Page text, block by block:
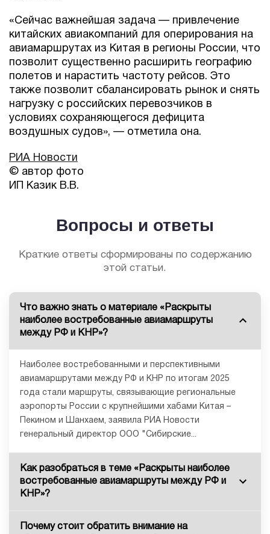
«Сейчас важнейшая задача — привлечение
китайских авиакомпаний для оперирования на
авиамаршрутах из Китая в регионы России, что
позволит существенно расширить географию
полетов и нарастить частоту рейсов. Это
также позволит сбалансировать рынок и снять
нагрузку с российских перевозчиков в
условиях сохраняющегося дефицита
воздушных судов», — отметила она.
РИА Новости
© автор фото
ИП Казик В.В.
Вопросы и ответы
Краткие ответы сформированы по содержанию
этой статьи.
Что важно знать о материале «Раскрыты
наиболее востребованные авиамаршруты
между РФ и КНР»?
Наиболее востребованными и перспективными
авиамаршрутами между РФ и КНР по итогам 2025
года стали маршруты, связывающие региональные
аэропорты России с крупнейшими хабами Китая –
Пекином и Шанхаем, заявила РИА Новости
генеральный директор ООО "Сибирские...
Как разобраться в теме «Раскрыты наиболее
востребованные авиамаршруты между РФ и
КНР»?
Почему стоит обратить внимание на